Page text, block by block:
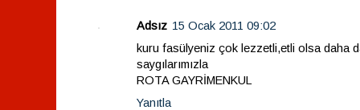
Adsız 15 Ocak 2011 09:02
kuru fasülyeniz çok lezzetli,etli olsa daha
saygılarımızla
ROTA GAYRİMENKUL
Yanıtla